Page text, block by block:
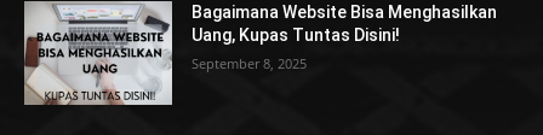
Bagaimana Website Bisa Menghasilkan
Uang, Kupas Tuntas Disini!
September 8, 2025